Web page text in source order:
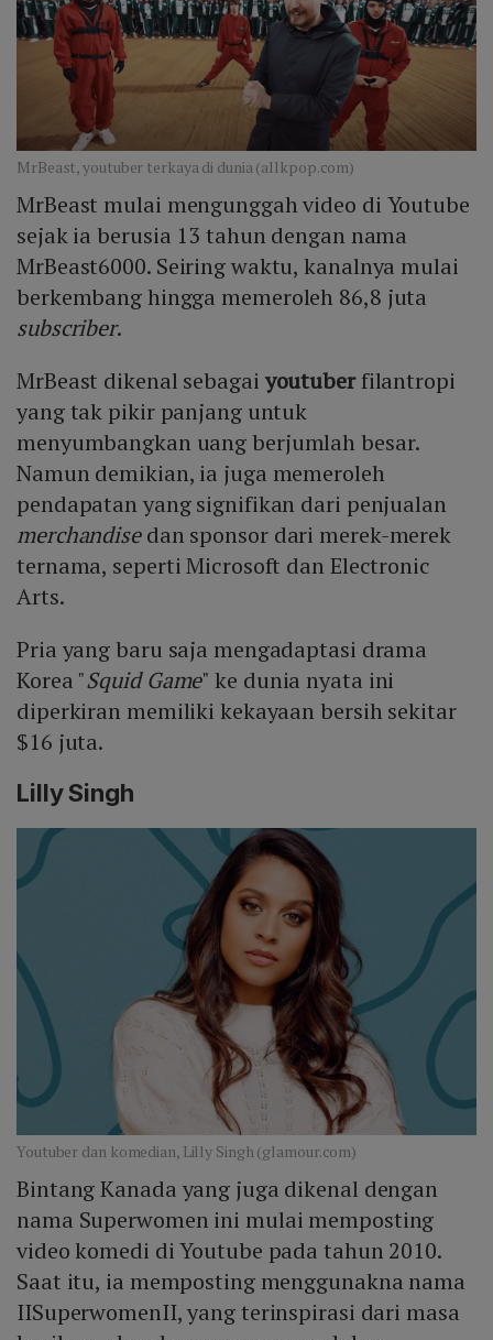
MrBeast, youtuber terkaya di dunia (allkpop.com)
MrBeast mulai mengunggah video di Youtube
sejak ia berusia 13 tahun dengan nama
MrBeast6000. Seiring waktu, kanalnya mulai
berkembang hingga memeroleh 86,8 juta
subscriber.
MrBeast dikenal sebagai youtuberfilantropi
yang tak pikir panjang untuk
menyumbangkan uang berjumlah besar.
Namun demikian, ia juga memeroleh
pendapatan yang signifikan dari penjualan
merchandisedan sponsor dari merek-merek
ternama, seperti Microsoft dan Electronic
Arts.
Pria yang baru saja mengadaptasi drama
Korea "Squid Game" ke dunia nyata ini
diperkiran memiliki kekayaan bersih sekitar
$16 juta.
Lilly Singh
Youtuber dan komedian, Lilly Singh (glamour.com)
Bintang Kanada yang juga dikenal dengan
nama Superwomen ini mulai memposting
video komedi di Youtube pada tahun 2010.
Saat itu, ia memposting menggunakna nama
IISuperwomenII, yang terinspirasi dari masa